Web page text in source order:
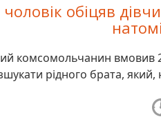
обіцяв
комсомольчанин вмовив
рідного брата, який,